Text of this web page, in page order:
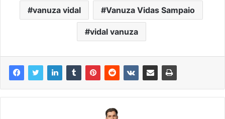
vanuza vidal Vanuza Vidas Sampaio
vidal vanuza